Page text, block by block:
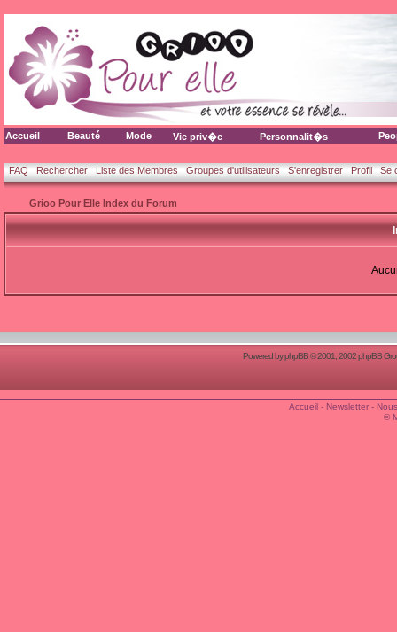
Accueil Beauté Mode Vie priv�e Personnalit�s
FAQ Rechercher Liste des Membres Groupes d'utilisateurs S'enregistrer Profil Se
Grioo Pour Elle Index du Forum
Powered byphpBB© 2001, 2002 phpBB
Accueil- Newsletter-
©